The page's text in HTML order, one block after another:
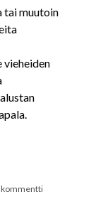
tai muutoin
vieheiden
kommentti